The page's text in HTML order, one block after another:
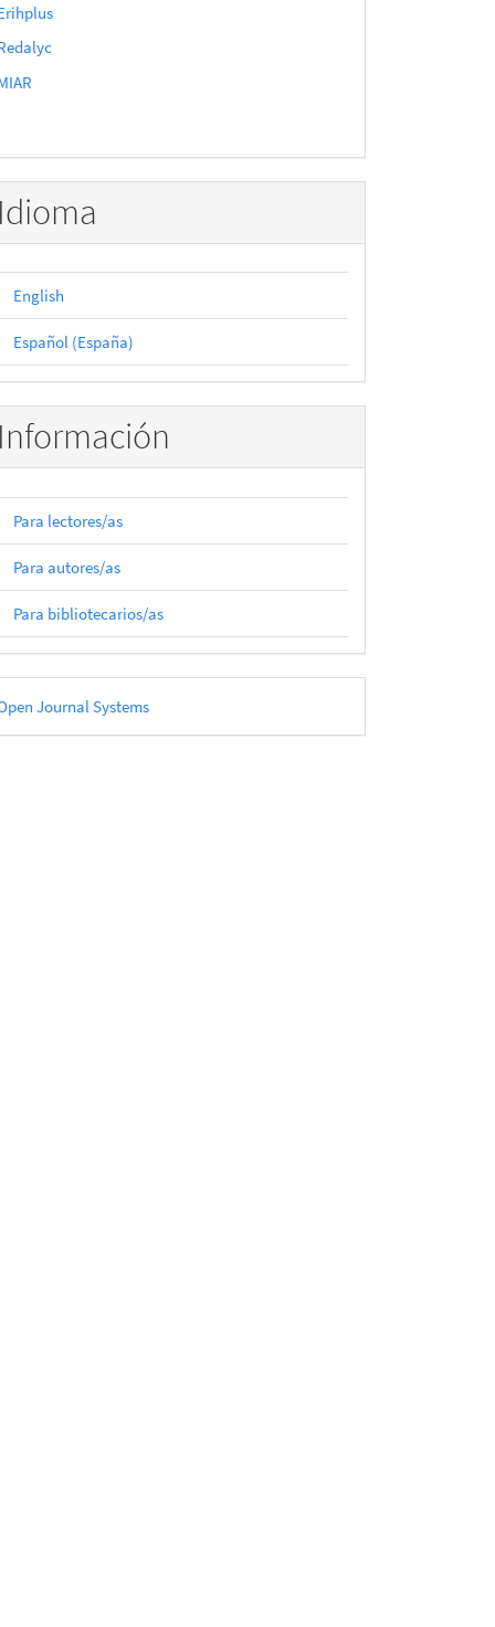
Idioma
English
Español (España)
Información
Para lectores/as
Para autores/as
Para bibliotecarios/as
Journal Systems